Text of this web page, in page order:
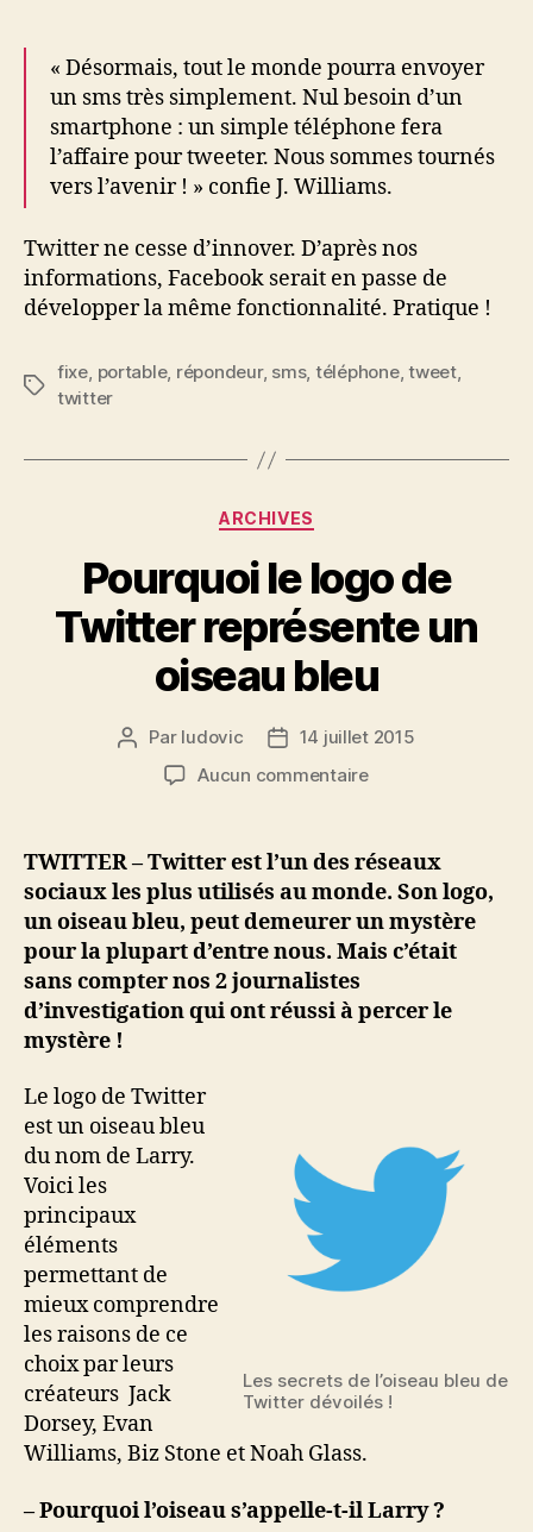
« Désormais, tout le monde pourra envoyer
un sms très simplement. Nul besoin d’un
smartphone : un simple téléphone fera
l’affaire pour tweeter. Nous sommes tournés
vers l’avenir ! » confie J. Williams.
Twitter ne cesse d’innover. D’après nos
informations, Facebook serait en passe de
développer la même fonctionnalité. Pratique !
Étiquettes
fixe, portable, répondeur, sms, téléphone,tweet,
twitter
Catégories
ARCHIVES
Pourquoi le logo de
Twitter représente un
oiseau bleu
Auteur
l’article
Par ludovic
Date14 juillet 2015
Aucun commentairesur
logo
de
Twitter
représente
un
bleu
TWITTER – Twitter est l’un des réseaux
sociaux les plus utilisés au monde. Son logo,
un oiseau bleu, peut demeurer un mystère
pour la plupart d’entre nous. Mais c’était
sans compter nos 2 journalistes
d’investigation qui ont réussi à percer le
mystère !
Les secrets de l’oiseau bleu de
Twitter dévoilés !
Le logo de Twitter
est un oiseau bleu
du nom de Larry.
Voici les
principaux
éléments
permettant de
mieux comprendre
les raisons de ce
choix par leurs
créateurs Jack
Dorsey, Evan
Williams, Biz Stone et Noah Glass.
– Pourquoi l’oiseau s’appelle-t-il Larry ?